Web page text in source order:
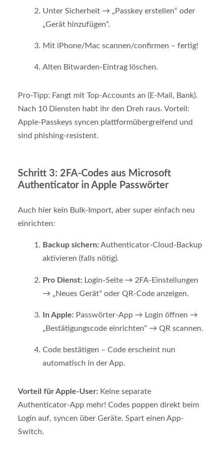
Unter Sicherheit → „Passkey erstellen“ oder
„Gerät hinzufügen“.
Mit iPhone/Mac scannen/confirmen – fertig!
Alten Bitwarden-Eintrag löschen.
Pro-Tipp: Fangt mit Top-Accounts an (E-Mail, Bank).
Nach 10 Diensten habt ihr den Dreh raus. Vorteil:
Apple-Passkeys syncen plattformübergreifend und
sind phishing-resistent.
Schritt 3: 2FA-Codes aus Microsoft
Authenticator in Apple Passwörter
Auch hier kein Bulk-Import, aber super einfach neu
einrichten:
Backup sichern: Authenticator-Cloud-Backup
aktivieren (falls nötig).
Pro Dienst: Login-Seite → 2FA-Einstellungen
→ „Neues Gerät“ oder QR-Code anzeigen.
In Apple: Passwörter-App → Login öffnen →
„Bestätigungscode einrichten“ → QR scannen.
Code bestätigen – Code erscheint nun
automatisch in der App.
Vorteil für Apple-User: Keine separate
Authenticator-App mehr! Codes poppen direkt beim
Login auf, syncen über Geräte. Spart einen App-
Switch.